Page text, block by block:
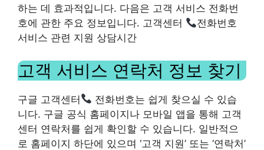
하는 데 효과적입니다. 다음은 고객 서비스 전화번
호에 관한 주요 정보입니다. 고객센터
전화번호
서비스 관련 지원 상담시간
고객 서비스 연락처 정보 찾기
구글 고객센터
전화번호는 쉽게 찾으실 수 있습
니다. 구글 공식 홈페이지나 모바일 앱을 통해 고객
센터 연락처를 쉽게 확인할 수 있습니다. 일반적으
로 홈페이지 하단에 있으며 ‘고객 지원’ 또는 ‘연락처’